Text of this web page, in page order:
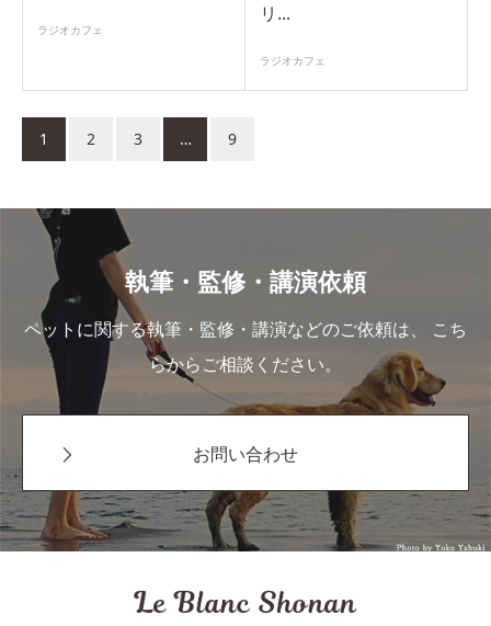
ラジオカフェ
リ...
ラジオカフェ
1 2 3 … 9
執筆・監修・講演依頼
ペットに関する執筆・監修・講演などのご依頼は、 こち
らからご相談ください。
お問い合わせ